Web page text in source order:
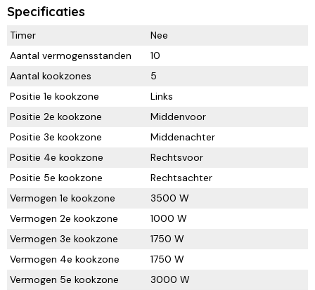
Specificaties
Timer
Nee
Aantal vermogensstanden
10
Aantal kookzones
5
Positie 1e kookzone
Links
Positie 2e kookzone
Middenvoor
Positie 3e kookzone
Middenachter
Positie 4e kookzone
Rechtsvoor
Positie 5e kookzone
Rechtsachter
Vermogen 1e kookzone
3500 W
Vermogen 2e kookzone
1000 W
Vermogen 3e kookzone
1750 W
Vermogen 4e kookzone
1750 W
Vermogen 5e kookzone
3000 W